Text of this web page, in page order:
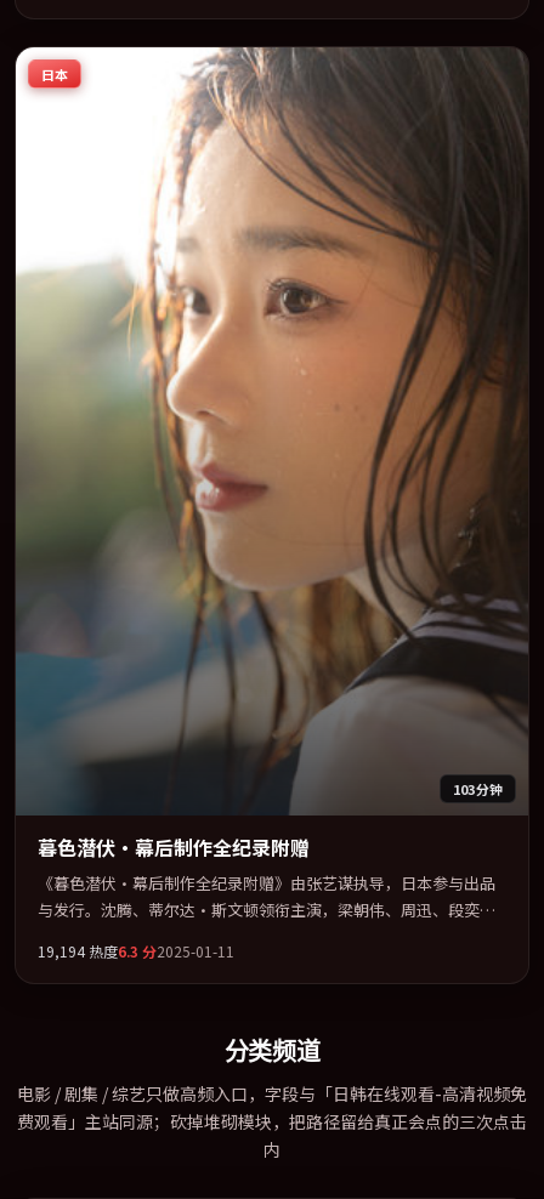
台同步亮相，2023 年度话题片中口碑稳健，适合喜欢强情节与人物
弧光的观众完整观看。
日本
103分钟
暮色潜伏·幕后制作全纪录附赠
《暮色潜伏·幕后制作全纪录附赠》由张艺谋执导，日本参与出品
与发行。沈腾、蒂尔达·斯文顿领衔主演，梁朝伟、周迅、段奕宏
「战争」类型为骨架，在叙事、表演与视听上力求统一。定于
2025-07-02 在内地院线及主流平台同步亮相，2025 年度话题片中口
19,194热度6.3 分2025-01-11
分类频道
电影 / 剧集 / 综艺只做高频入口，字段与「日韩在线观看-高清视频免
费观看」主站同源；砍掉堆砌模块，把路径留给真正会点的三次点击
内